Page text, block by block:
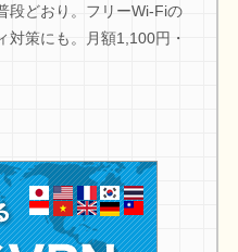
段どおり。フリーWi-Fiの
対策にも。月額1,100円・